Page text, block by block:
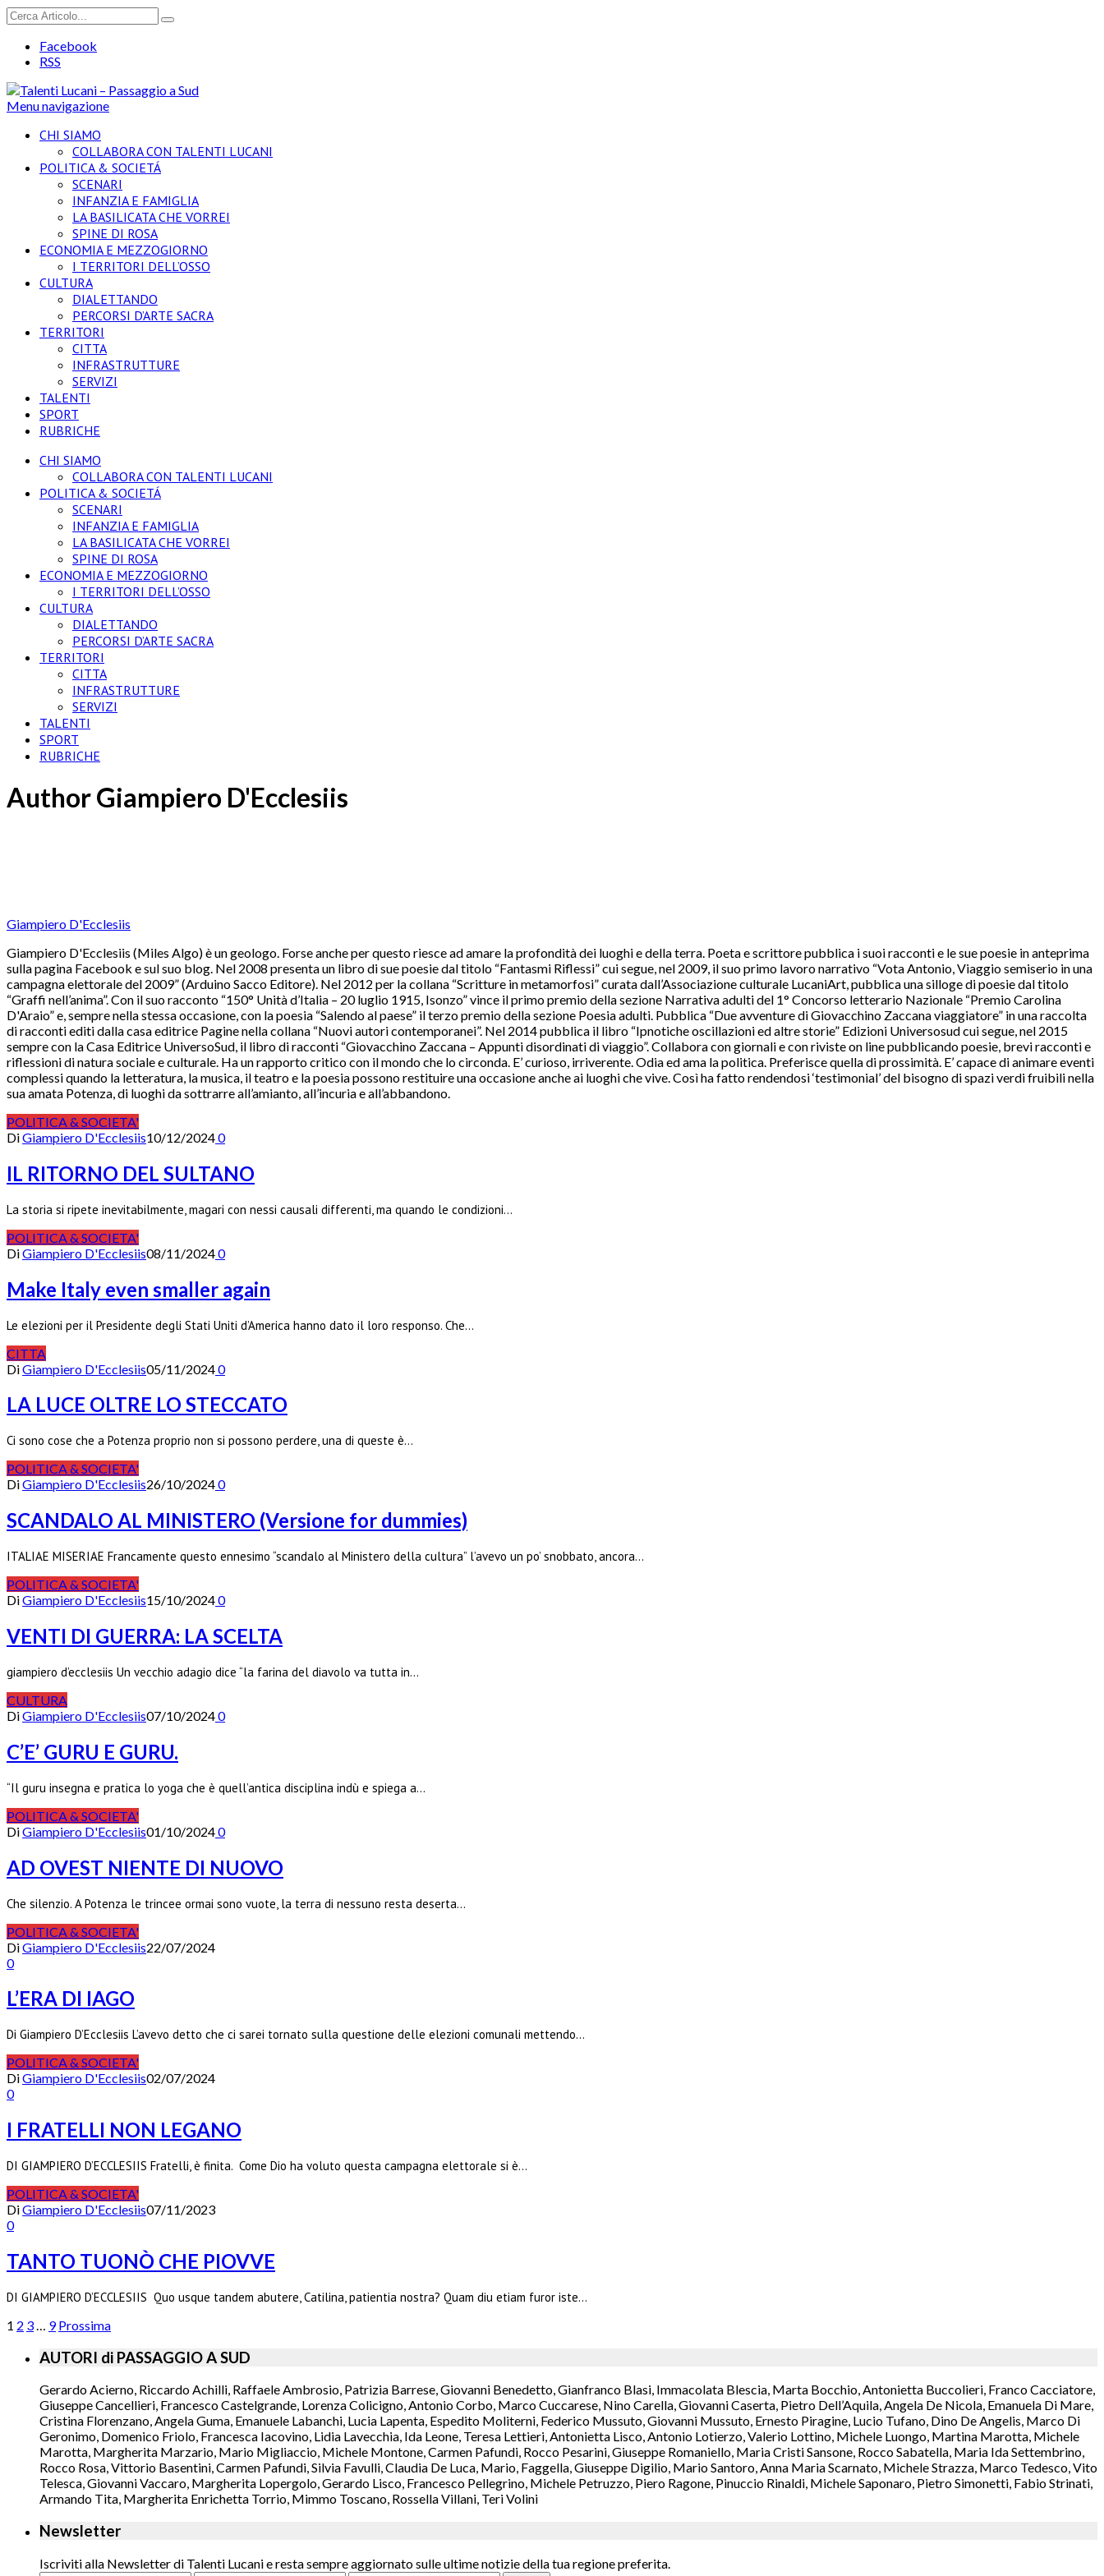
Facebook
RSS
Menu navigazione
CHI SIAMO
COLLABORA CON TALENTI LUCANI
POLITICA & SOCIETÁ
SCENARI
INFANZIA E FAMIGLIA
LA BASILICATA CHE VORREI
SPINE DI ROSA
ECONOMIA E MEZZOGIORNO
I TERRITORI DELL’OSSO
CULTURA
DIALETTANDO
PERCORSI D’ARTE SACRA
TERRITORI
CITTA
INFRASTRUTTURE
SERVIZI
TALENTI
SPORT
RUBRICHE
CHI SIAMO
COLLABORA CON TALENTI LUCANI
POLITICA & SOCIETÁ
SCENARI
INFANZIA E FAMIGLIA
LA BASILICATA CHE VORREI
SPINE DI ROSA
ECONOMIA E MEZZOGIORNO
I TERRITORI DELL’OSSO
CULTURA
DIALETTANDO
PERCORSI D’ARTE SACRA
TERRITORI
CITTA
INFRASTRUTTURE
SERVIZI
TALENTI
SPORT
RUBRICHE
AuthorGiampiero D'Ecclesiis
Giampiero D'Ecclesiis
Giampiero D'Ecclesiis (Miles Algo) è un geologo. Forse anche per questo riesce ad amare la profondità dei luoghi e della terra. Poeta e scrittore pubblica i suoi racconti e le sue poesie in anteprima
sulla pagina Facebook e sul suo blog. Nel 2008 presenta un libro di sue poesie dal titolo “Fantasmi Riflessi” cui segue, nel 2009, il suo primo lavoro narrativo “Vota Antonio, Viaggio semiserio in una
campagna elettorale del 2009” (Arduino Sacco Editore). Nel 2012 per la collana “Scritture in metamorfosi” curata dall’Associazione culturale LucaniArt, pubblica una silloge di poesie dal titolo
“Graffi nell’anima”. Con il suo racconto “150° Unità d’Italia – 20 luglio 1915, Isonzo” vince il primo premio della sezione Narrativa adulti del 1° Concorso letterario Nazionale “Premio Carolina
D'Araio” e, sempre nella stessa occasione, con la poesia “Salendo al paese” il terzo premio della sezione Poesia adulti. Pubblica “Due avventure di Giovacchino Zaccana viaggiatore” in una raccolta
di racconti editi dalla casa editrice Pagine nella collana “Nuovi autori contemporanei”. Nel 2014 pubblica il libro “Ipnotiche oscillazioni ed altre storie” Edizioni Universosud cui segue, nel 2015
sempre con la Casa Editrice UniversoSud, il libro di racconti “Giovacchino Zaccana – Appunti disordinati di viaggio”. Collabora con giornali e con riviste on line pubblicando poesie, brevi racconti e
riflessioni di natura sociale e culturale. Ha un rapporto critico con il mondo che lo circonda. E’ curioso, irriverente. Odia ed ama la politica. Preferisce quella di prossimità. E’ capace di animare eventi
complessi quando la letteratura, la musica, il teatro e la poesia possono restituire una occasione anche ai luoghi che vive. Così ha fatto rendendosi ‘testimonial’ del bisogno di spazi verdi fruibili nella
sua amata Potenza, di luoghi da sottrarre all’amianto, all’incuria e all’abbandono.
POLITICA & SOCIETA'
DiGiampiero D'Ecclesiis10/12/20240
IL RITORNO DEL SULTANO
La storia si ripete inevitabilmente, magari con nessi causali differenti, ma quando le condizioni…
POLITICA & SOCIETA'
DiGiampiero D'Ecclesiis08/11/20240
Make Italy even smaller again
Le elezioni per il Presidente degli Stati Uniti d’America hanno dato il loro responso. Che…
CITTA
DiGiampiero D'Ecclesiis05/11/20240
LA LUCE OLTRE LO STECCATO
Ci sono cose che a Potenza proprio non si possono perdere, una di queste è…
POLITICA & SOCIETA'
DiGiampiero D'Ecclesiis26/10/20240
SCANDALO AL MINISTERO (Versione for dummies)
ITALIAE MISERIAE Francamente questo ennesimo “scandalo al Ministero della cultura” l’avevo un po’ snobbato, ancora…
POLITICA & SOCIETA'
DiGiampiero D'Ecclesiis15/10/20240
VENTI DI GUERRA: LA SCELTA
giampiero d’ecclesiis Un vecchio adagio dice “la farina del diavolo va tutta in…
CULTURA
DiGiampiero D'Ecclesiis07/10/20240
C’E’ GURU E GURU.
“Il guru insegna e pratica lo yoga che è quell’antica disciplina indù e spiega a…
POLITICA & SOCIETA'
DiGiampiero D'Ecclesiis01/10/20240
AD OVEST NIENTE DI NUOVO
Che silenzio. A Potenza le trincee ormai sono vuote, la terra di nessuno resta deserta…
POLITICA & SOCIETA'
DiGiampiero D'Ecclesiis22/07/2024
0
L’ERA DI IAGO
Di Giampiero D’Ecclesiis L’avevo detto che ci sarei tornato sulla questione delle elezioni comunali mettendo…
POLITICA & SOCIETA'
DiGiampiero D'Ecclesiis02/07/2024
0
I FRATELLI NON LEGANO
DI GIAMPIERO D’ECCLESIIS Fratelli, è finita. Come Dio ha voluto questa campagna elettorale si è…
POLITICA & SOCIETA'
DiGiampiero D'Ecclesiis07/11/2023
0
TANTO TUONÒ CHE PIOVVE
DI GIAMPIERO D’ECCLESIIS Quo usque tandem abutere, Catilina, patientia nostra? Quam diu etiam furor iste…
1 2 3… 9 Prossima
AUTORI di PASSAGGIO A SUD
Gerardo Acierno, Riccardo Achilli, Raffaele Ambrosio, Patrizia Barrese, Giovanni Benedetto, Gianfranco Blasi, Immacolata Blescia, Marta Bocchio, Antonietta Buccolieri, Franco Cacciatore,
Giuseppe Cancellieri, Francesco Castelgrande, Lorenza Colicigno, Antonio Corbo, Marco Cuccarese, Nino Carella, Giovanni Caserta, Pietro Dell’Aquila, Angela De Nicola, Emanuela Di Mare,
Cristina Florenzano, Angela Guma, Emanuele Labanchi, Lucia Lapenta, Espedito Moliterni, Federico Mussuto, Giovanni Mussuto, Ernesto Piragine, Lucio Tufano, Dino De Angelis, Marco Di
Geronimo, Domenico Friolo, Francesca Iacovino, Lidia Lavecchia, Ida Leone, Teresa Lettieri, Antonietta Lisco, Antonio Lotierzo, Valerio Lottino, Michele Luongo, Martina Marotta, Michele
Marotta, Margherita Marzario, Mario Migliaccio, Michele Montone, Carmen Pafundi, Rocco Pesarini, Giuseppe Romaniello, Maria Cristi Sansone, Rocco Sabatella, Maria Ida Settembrino,
Rocco Rosa, Vittorio Basentini, Carmen Pafundi, Silvia Favulli, Claudia De Luca, Mario, Faggella, Giuseppe Digilio, Mario Santoro, Anna Maria Scarnato, Michele Strazza, Marco Tedesco, Vito
Telesca, Giovanni Vaccaro, Margherita Lopergolo, Gerardo Lisco, Francesco Pellegrino, Michele Petruzzo, Piero Ragone, Pinuccio Rinaldi, Michele Saponaro, Pietro Simonetti, Fabio Strinati,
Armando Tita, Margherita Enrichetta Torrio, Mimmo Toscano, Rossella Villani, Teri Volini
Newsletter
Iscriviti alla Newsletter di Talenti Lucani e resta sempre aggiornato sulle ultime notizie della tua regione preferita.